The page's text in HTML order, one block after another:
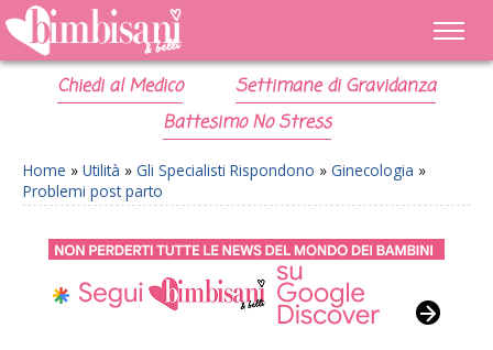
Chiedi al Medico
Settimane di Gravidanza
Battesimo No Stress
Home » Utilità » Gli Specialisti Rispondono » Ginecologia »
Problemi post parto